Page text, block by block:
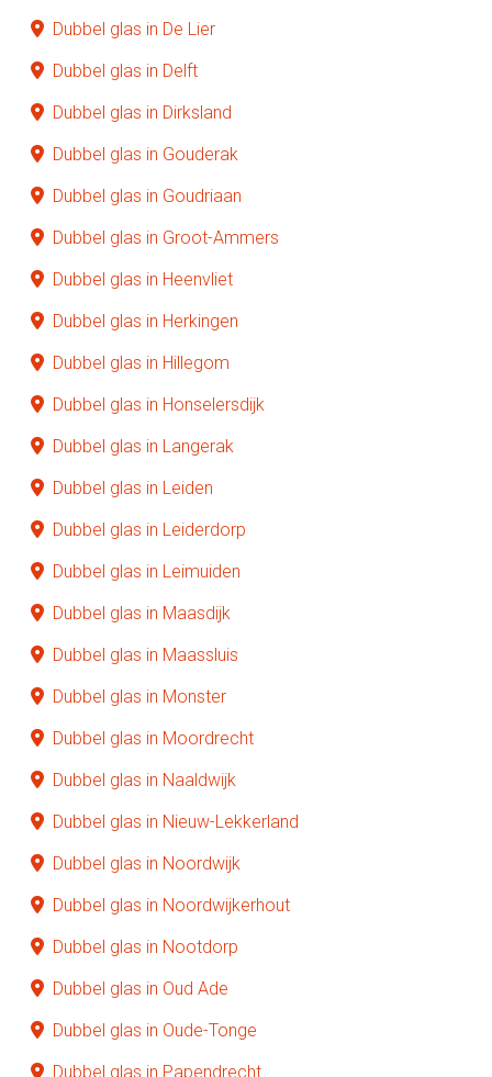
Dubbel glas in De Lier
Dubbel glas in Delft
Dubbel glas in Dirksland
Dubbel glas in Gouderak
Dubbel glas in Goudriaan
Dubbel glas in Groot-Ammers
Dubbel glas in Heenvliet
Dubbel glas in Herkingen
Dubbel glas in Hillegom
Dubbel glas in Honselersdijk
Dubbel glas in Langerak
Dubbel glas in Leiden
Dubbel glas in Leiderdorp
Dubbel glas in Leimuiden
Dubbel glas in Maasdijk
Dubbel glas in Maassluis
Dubbel glas in Monster
Dubbel glas in Moordrecht
Dubbel glas in Naaldwijk
Dubbel glas in Nieuw-Lekkerland
Dubbel glas in Noordwijk
Dubbel glas in Noordwijkerhout
Dubbel glas in Nootdorp
Dubbel glas in Oud Ade
Dubbel glas in Oude-Tonge
Dubbel glas in Papendrecht